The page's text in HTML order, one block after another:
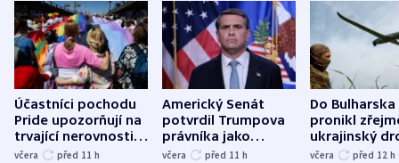
Účastníci pochodu
Pride upozorňují na
trvající nerovnosti i
společenskou
včera před 11 h
Americký Senát
potvrdil Trumpova
právníka jako
ministra
včera před 11 h
Do Bulharska
pronikl
ukrajinský
explodoval
včera před 12 h